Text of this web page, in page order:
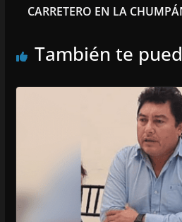
CARRETERO EN LA
También te